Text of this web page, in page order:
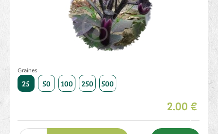
Graines
25 50 100 250 500 250
2.00 €